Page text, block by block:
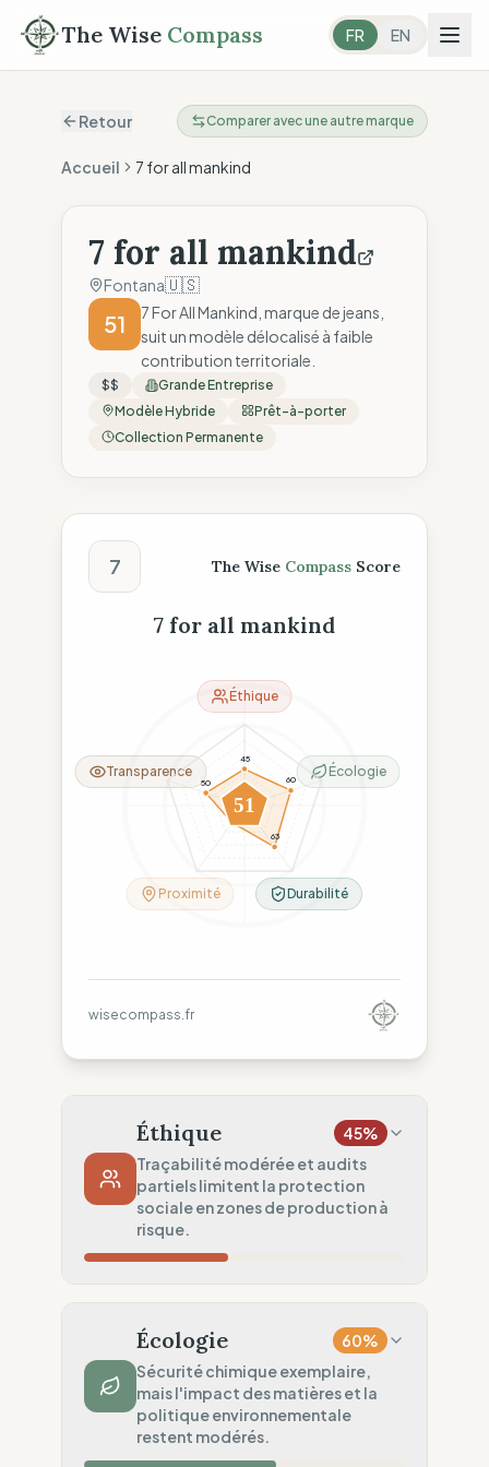
The Wise Compass FR EN
Retour Comparer avec une autre marque
Accueil 7 for all mankind
7 for all mankind
Fontana🇺🇸
51
7 For All Mankind, marque de jeans,
suit un modèle délocalisé à faible
contribution territoriale.
$$
Grande Entreprise
Modèle Hybride
Prêt-à-porter
Collection Permanente
Score The Wise Compass
7 The Wise Compass Score
7 for all mankind
45
60
63
26
50
51
Éthique
Écologie
Durabilité
Proximité
Transparence
wisecompass.fr
Éthique 45%
Traçabilité modérée et audits
partiels limitent la protection
sociale en zones de production à
risque.
Violations systématiques (Afrique,
Amérique, Asie, Europe)
Traçabilité 50
Rang 1 & partage ONG
Audits Sociaux
Écologie 60%
Sécurité chimique exemplaire,
mais l'impact des matières et la
politique environnementale
restent modérés.